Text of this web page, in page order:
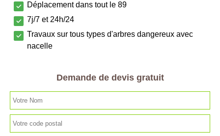
Déplacement dans tout le 89
7j/7 et 24h/24
Travaux sur tous types d'arbres dangereux avec
nacelle
Demande de devis gratuit